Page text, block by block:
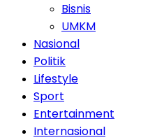
Bisnis
UMKM
Nasional
Politik
Lifestyle
Sport
Entertainment
Internasional